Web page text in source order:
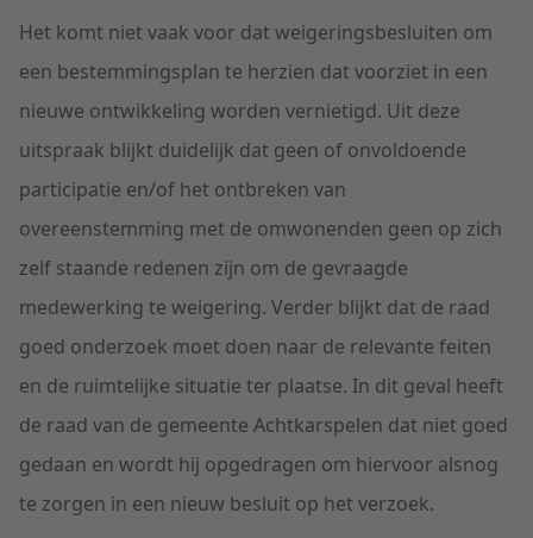
Het komt niet vaak voor dat weigeringsbesluiten om
een bestemmingsplan te herzien dat voorziet in een
nieuwe ontwikkeling worden vernietigd. Uit deze
uitspraak blijkt duidelijk dat geen of onvoldoende
participatie en/of het ontbreken van
overeenstemming met de omwonenden geen op zich
zelf staande redenen zijn om de gevraagde
medewerking te weigering. Verder blijkt dat de raad
goed onderzoek moet doen naar de relevante feiten
en de ruimtelijke situatie ter plaatse. In dit geval heeft
de raad van de gemeente Achtkarspelen dat niet goed
gedaan en wordt hij opgedragen om hiervoor alsnog
te zorgen in een nieuw besluit op het verzoek.